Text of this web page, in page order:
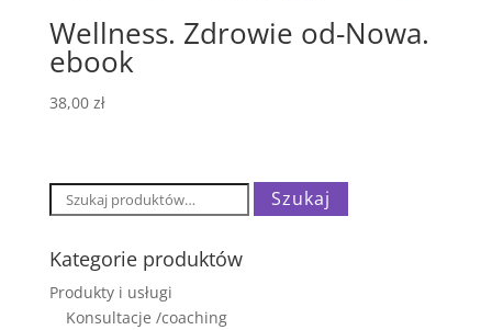
Wellness. Zdrowie od-Nowa.
ebook
38,00 zł
Szukaj: Szukaj
Kategorie produktów
Produkty i usługi
Konsultacje /coaching